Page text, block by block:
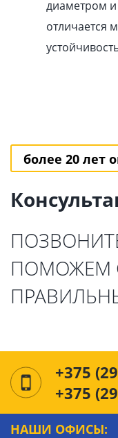
диаметром
отличается
более 20 лет
ПОМОЖЕМ
+375
+375
НАШИ ОФИСЫ: